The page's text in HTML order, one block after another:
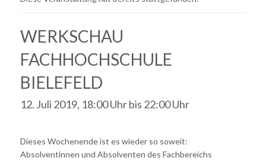
WERKSCHAU
FACHHOCHSCHULE
BIELEFELD
12. Juli 2019, 18:00 Uhrbis 22:00 Uhr
Dieses Wochenende ist es wieder so soweit:
Absolventinnen und Absolventen des Fachbereichs